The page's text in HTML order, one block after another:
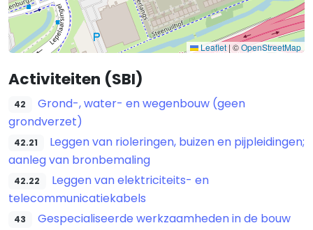
Leaflet | ©OpenStreetMap
Activiteiten (SBI)
42
Grond-, water- en wegenbouw (geen
grondverzet)
42.21
Leggen van rioleringen, buizen en pijpleidingen;
aanleg van bronbemaling
42.22
Leggen van elektriciteits- en
telecommunicatiekabels
43 Gespecialiseerde werkzaamheden in de bouw